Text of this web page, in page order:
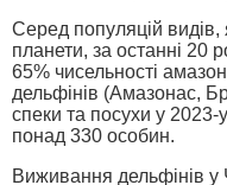
Серед популяцій видів,
планети, за останні 20
65% чисельності
дельфінів (Амазонас,
спеки та посухи у
понад 330 особин.
Виживання дельфінів у